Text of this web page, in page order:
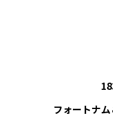
フォートナ